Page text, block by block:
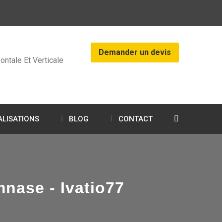
Et Verticale
Demander un devis
BLOG CONTACT
- Ivatio77